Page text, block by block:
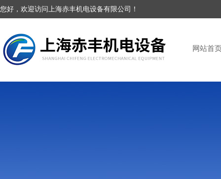
您好，欢迎访问上海赤丰机电设备有限公司！
网站首